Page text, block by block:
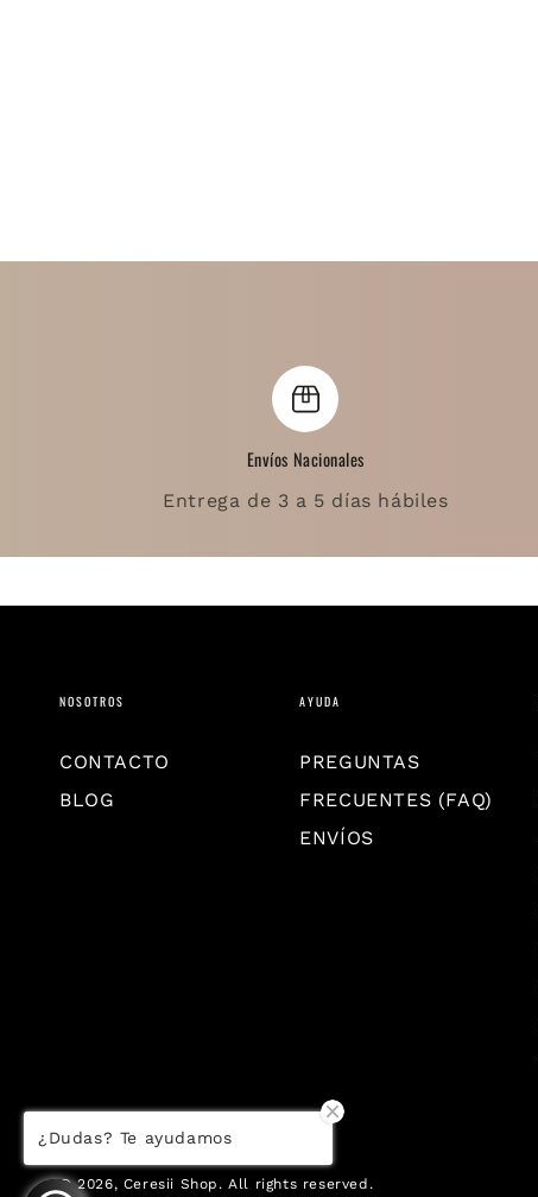
Envíos Nacionales
Entrega de 3 a 5 días hábiles
NOSOTROS
CONTACTO
BLOG
AYUDA
PREGUNTAS
FRECUENTES (FAQ)
ENVÍOS
© 2026, Ceresii Shop . All rights reserved.
¿Dudas? Te ayudamos